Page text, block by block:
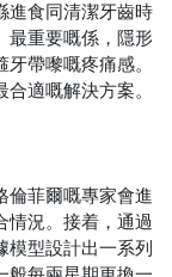
進食同清潔牙齒時
最重要嘅係，隱形
帶嚟嘅疼痛感。
適嘅解決方案。
倫菲爾嘅專家會進
情況。接着，通過
型設計出一系列